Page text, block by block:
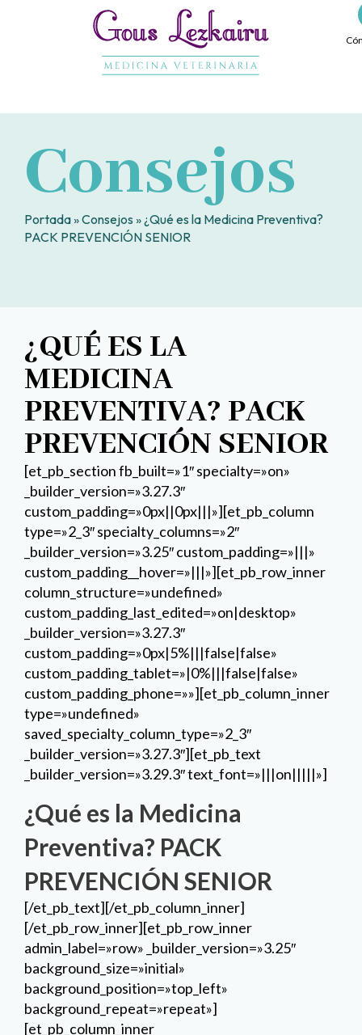
Consejos
Portada»Consejos »¿Qué es la Medicina Preventiva?
PACK PREVENCIÓN SENIOR
¿QUÉ ES LA
MEDICINA
PREVENTIVA? PACK
PREVENCIÓN SENIOR
[et_pb_section fb_built=»1″ specialty=»on»
_builder_version=»3.27.3″
custom_padding=»0px||0px|||»][et_pb_column
type=»2_3″ specialty_columns=»2″
_builder_version=»3.25″ custom_padding=»|||»
custom_padding__hover=»|||»][et_pb_row_inner
column_structure=»undefined»
custom_padding_last_edited=»on|desktop»
_builder_version=»3.27.3″
custom_padding=»0px|5%|||false|false»
custom_padding_tablet=»|0%|||false|false»
custom_padding_phone=»»][et_pb_column_inner
type=»undefined»
saved_specialty_column_type=»2_3″
_builder_version=»3.27.3″][et_pb_text
_builder_version=»3.29.3″ text_font=»|||on|||||»]
¿Qué es la Medicina
Preventiva? PACK
PREVENCIÓN SENIOR
[/et_pb_text][/et_pb_column_inner]
[/et_pb_row_inner][et_pb_row_inner
admin_label=»row» _builder_version=»3.25″
background_size=»initial»
background_position=»top_left»
background_repeat=»repeat»]
[et_pb_column_inner